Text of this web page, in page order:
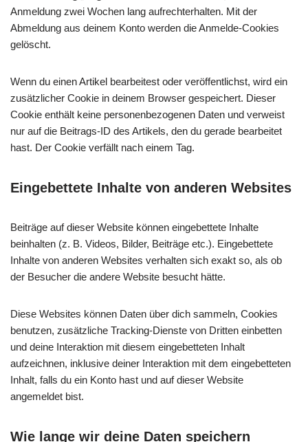
Anmeldung zwei Wochen lang aufrechterhalten. Mit der
Abmeldung aus deinem Konto werden die Anmelde-Cookies
gelöscht.
Wenn du einen Artikel bearbeitest oder veröffentlichst, wird ein
zusätzlicher Cookie in deinem Browser gespeichert. Dieser
Cookie enthält keine personenbezogenen Daten und verweist
nur auf die Beitrags-ID des Artikels, den du gerade bearbeitet
hast. Der Cookie verfällt nach einem Tag.
Eingebettete Inhalte von anderen Websites
Beiträge auf dieser Website können eingebettete Inhalte
beinhalten (z. B. Videos, Bilder, Beiträge etc.). Eingebettete
Inhalte von anderen Websites verhalten sich exakt so, als ob
der Besucher die andere Website besucht hätte.
Diese Websites können Daten über dich sammeln, Cookies
benutzen, zusätzliche Tracking-Dienste von Dritten einbetten
und deine Interaktion mit diesem eingebetteten Inhalt
aufzeichnen, inklusive deiner Interaktion mit dem eingebetteten
Inhalt, falls du ein Konto hast und auf dieser Website
angemeldet bist.
Wie lange wir deine Daten speichern